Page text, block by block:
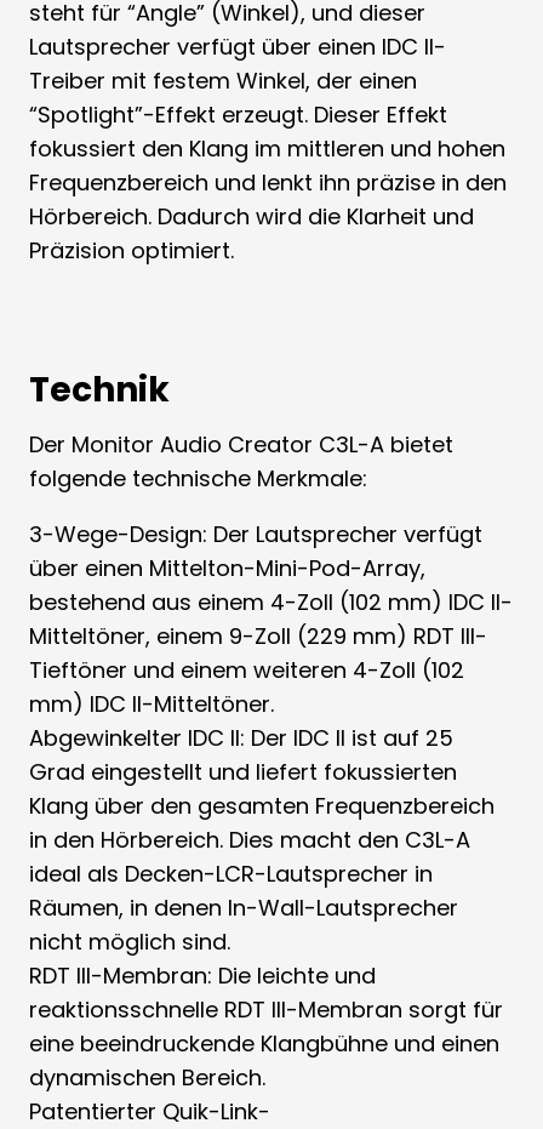
steht für “Angle” (Winkel), und dieser
Lautsprecher verfügt über einen IDC II-
Treiber mit festem Winkel, der einen
“Spotlight”-Effekt erzeugt. Dieser Effekt
fokussiert den Klang im mittleren und hohen
Frequenzbereich und lenkt ihn präzise in den
Hörbereich. Dadurch wird die Klarheit und
Präzision optimiert.
Technik
Der Monitor Audio Creator C3L-A bietet
folgende technische Merkmale:
3-Wege-Design: Der Lautsprecher verfügt
über einen Mittelton-Mini-Pod-Array,
bestehend aus einem 4-Zoll (102 mm) IDC II-
Mitteltöner, einem 9-Zoll (229 mm) RDT III-
Tieftöner und einem weiteren 4-Zoll (102
mm) IDC II-Mitteltöner.
Abgewinkelter IDC II: Der IDC II ist auf 25
Grad eingestellt und liefert fokussierten
Klang über den gesamten Frequenzbereich
in den Hörbereich. Dies macht den C3L-A
ideal als Decken-LCR-Lautsprecher in
Räumen, in denen In-Wall-Lautsprecher
nicht möglich sind.
RDT III-Membran: Die leichte und
reaktionsschnelle RDT III-Membran sorgt für
eine beeindruckende Klangbühne und einen
dynamischen Bereich.
Patentierter Quik-Link-